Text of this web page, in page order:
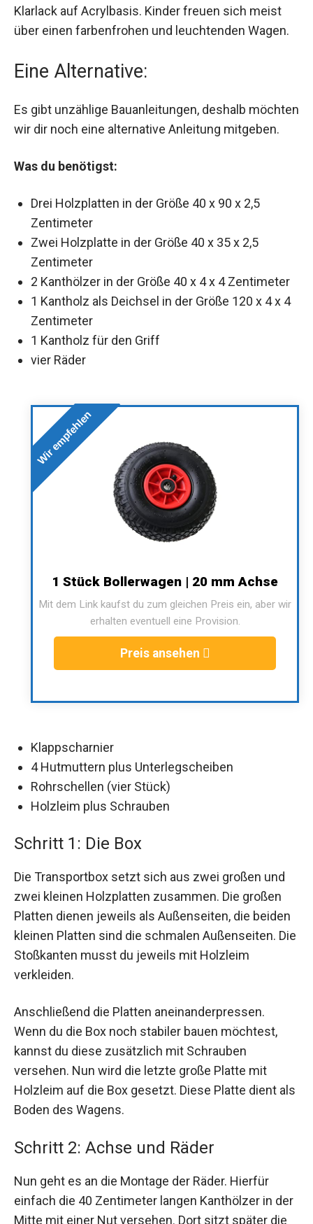
Klarlack auf Acrylbasis. Kinder freuen sich meist
über einen farbenfrohen und leuchtenden Wagen.
Eine Alternative:
Es gibt unzählige Bauanleitungen, deshalb möchten
wir dir noch eine alternative Anleitung mitgeben.
Was du benötigst:
Drei Holzplatten in der Größe 40 x 90 x 2,5
Zentimeter
Zwei Holzplatte in der Größe 40 x 35 x 2,5
Zentimeter
2 Kanthölzer in der Größe 40 x 4 x 4 Zentimeter
1 Kantholz als Deichsel in der Größe 120 x 4 x 4
Zentimeter
1 Kantholz für den Griff
vier Räder
Wir empfehlen
1 Stück Bollerwagen | 20 mm Achse
Mit dem Link kaufst du zum gleichen Preis ein, aber wir
erhalten eventuell eine Provision.
Preis ansehen
Klappscharnier
4 Hutmuttern plus Unterlegscheiben
Rohrschellen (vier Stück)
Holzleim plus Schrauben
Schritt 1: Die Box
Die Transportbox setzt sich aus zwei großen und
zwei kleinen Holzplatten zusammen. Die großen
Platten dienen jeweils als Außenseiten, die beiden
kleinen Platten sind die schmalen Außenseiten. Die
Stoßkanten musst du jeweils mit Holzleim
verkleiden.
Anschließend die Platten aneinanderpressen.
Wenn du die Box noch stabiler bauen möchtest,
kannst du diese zusätzlich mit Schrauben
versehen. Nun wird die letzte große Platte mit
Holzleim auf die Box gesetzt. Diese Platte dient als
Boden des Wagens.
Schritt 2: Achse und Räder
Nun geht es an die Montage der Räder. Hierfür
einfach die 40 Zentimeter langen Kanthölzer in der
Mitte mit einer Nut versehen. Dort sitzt später die